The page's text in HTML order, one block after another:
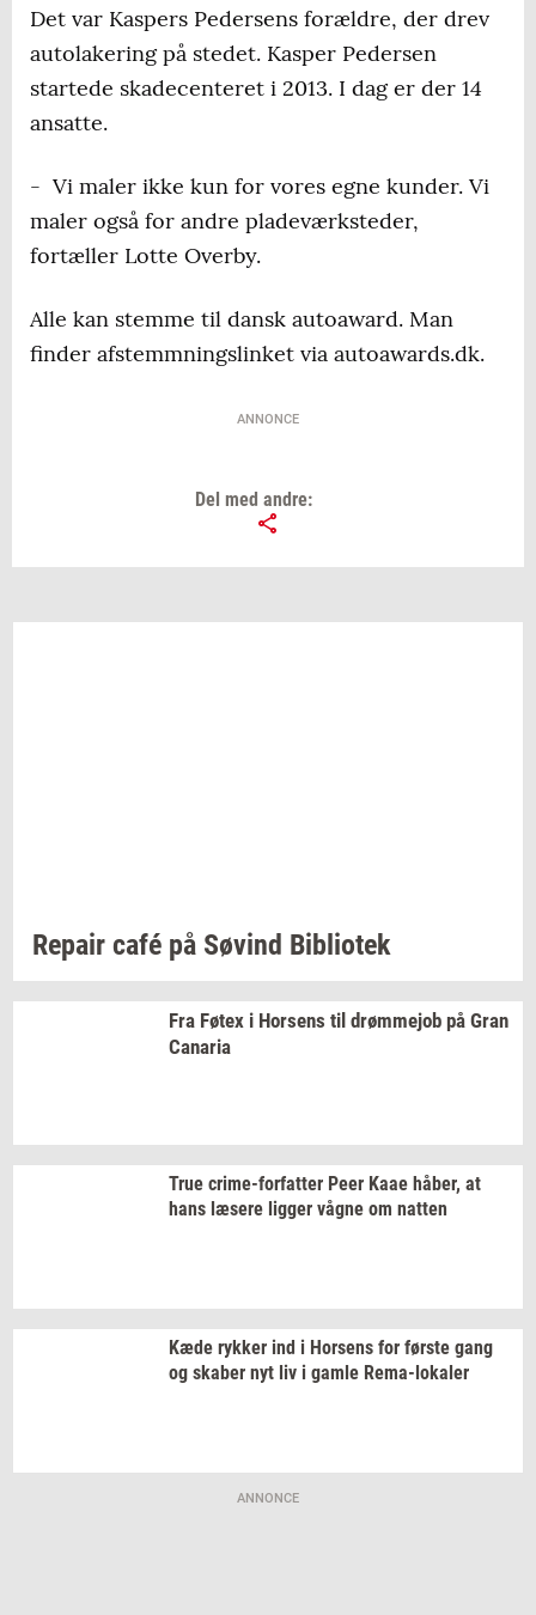
Det var Kaspers Pedersens forældre, der drev
autolakering på stedet. Kasper Pedersen
startede skadecenteret i 2013. I dag er der 14
ansatte.
- Vi maler ikke kun for vores egne kunder. Vi
maler også for andre pladeværksteder,
fortæller Lotte Overby.
Alle kan stemme til dansk autoaward. Man
finder afstemmningslinket via autoawards.dk.
ANNONCE
Del med andre:
Re­pair café på Søvind Bi­bli­o­tek
Fra Føtex i Hor­sens til drømm­ejob på Gran
Ca­na­ria
True crime-​forfatter Peer Kaae håber, at
hans læ­se­re lig­ger vågne om nat­ten
Kæde ryk­ker ind i Hor­sens for før­ste gang
og ska­ber nyt liv i gamle Rema-​lokaler
ANNONCE